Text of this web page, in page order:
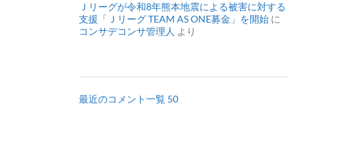
Ｊリーグが令和8年熊本地震による被害に対する
支援「Ｊリーグ TEAM AS ONE募金」を開始 に
コンサデコンサ管理人 より
最近のコメント一覧 50